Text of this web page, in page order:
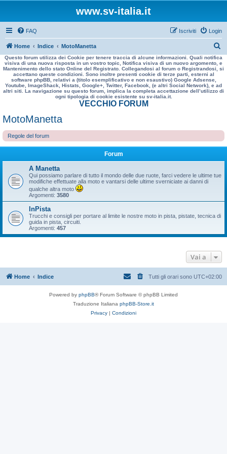
www.sv-italia.it
FAQ Login
Iscriviti
Home Indice MotoManetta
e
r
a
Questo forum utilizza dei Cookie per tenere traccia di alcune informazioni. Quali notifica
visiva di una nuova risposta in un vostro topic, Notifica visiva di un nuovo argomento, e
Mantenimento dello stato Online del Registrato. Collegandosi al forum o Registrandosi, si
accettano queste condizioni. Sono inoltre presenti cookie di terze parti, esterni al
software phpBB, relativi a (titolo esemplificativo e non esaustivo) Google Adsense,
Youtube, ImageShack, Histats, Google+, Twitter, Facebook, (e altri Social Network), e ad
altri siti. La navigazione su questo forum, implica la completa accettazione dell’utilizzo di
ogni tipologia di cookie esistente su sv-italia.it.
VECCHIO FORUM
MotoManetta
Regole del forum
Forum
A Manetta
Qui possiamo parlare di tutto il mondo delle due ruote, farci vedere le ultime tue
modifiche effettuate alla moto e vantarsi delle ultime sverniciate ai danni di
qualche altra moto
Argomenti: 3580
InPista
Trucchi e consigli per portare al limite le nostre moto in pista, pistate, tecnica di
guida in pista, circuiti.
Argomenti: 457
Vai a
Home Indice Tutti gli orari sono UTC+02:00
Powered by phpBB® Forum Software © phpBB Limited
Traduzione Italiana phpBB-Store.it
Privacy | Condizioni